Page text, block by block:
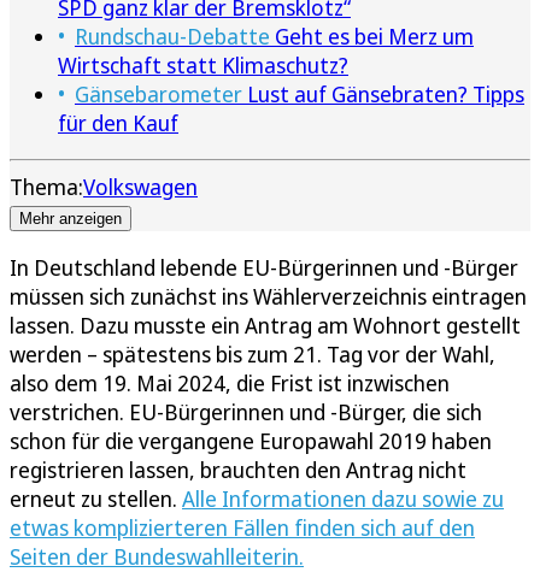
SPD ganz klar der Bremsklotz“
Rundschau-Debatte Geht es bei Merz um
Wirtschaft statt Klimaschutz?
Gänsebarometer Lust auf Gänsebraten? Tipps
für den Kauf
Thema:Volkswagen
Mehr anzeigen
In Deutschland lebende EU-Bürgerinnen und -Bürger
müssen sich zunächst ins Wählerverzeichnis eintragen
lassen. Dazu musste ein Antrag am Wohnort gestellt
werden – spätestens bis zum 21. Tag vor der Wahl,
also dem 19. Mai 2024, die Frist ist inzwischen
verstrichen. EU-Bürgerinnen und -Bürger, die sich
schon für die vergangene Europawahl 2019 haben
registrieren lassen, brauchten den Antrag nicht
erneut zu stellen. Alle Informationen dazu sowie zu
etwas komplizierteren Fällen finden sich auf den
Seiten der Bundeswahlleiterin.